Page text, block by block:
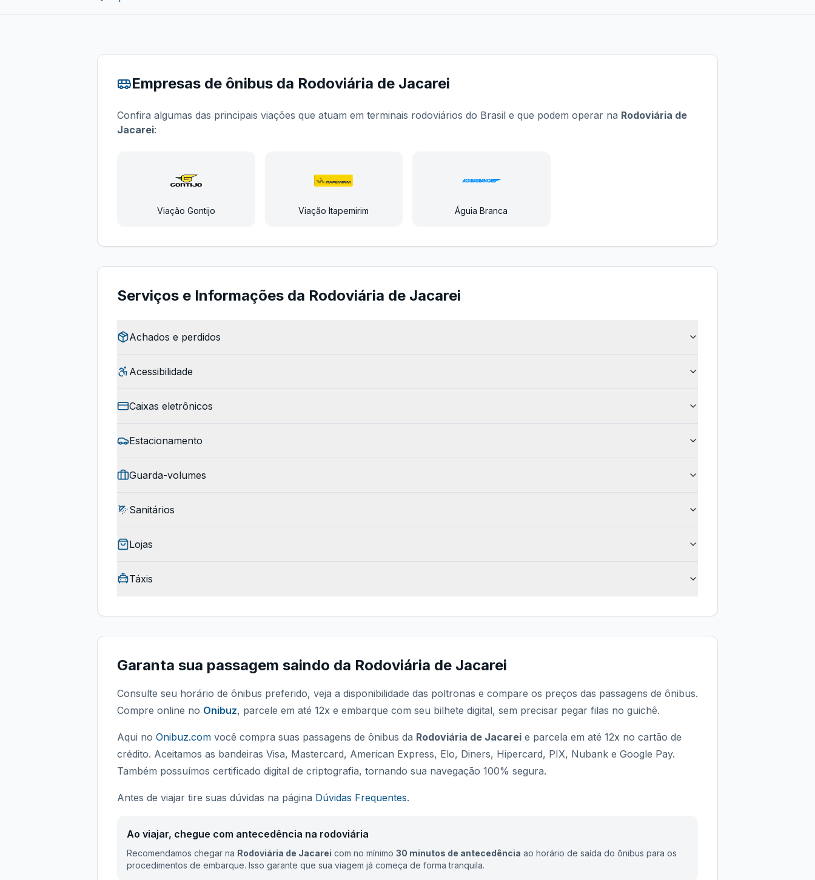
Empresas de ônibus da Rodoviária de Jacarei
Confira algumas das principais viações que atuam em terminais rodoviários do Brasil e que podem operar na Rodoviária de
Jacarei:
Viação Gontijo Viação Itapemirim Águia Branca
Serviços e Informações da Rodoviária de Jacarei
Achados e perdidos
Acessibilidade
Caixas eletrônicos
Estacionamento
Guarda-volumes
Sanitários
Lojas
Táxis
Garanta sua passagem saindo da Rodoviária de Jacarei
Consulte seu horário de ônibus preferido, veja a disponibilidade das poltronas e compare os preços das passagens de ônibus.
Compre online no Onibuz, parcele em até 12x e embarque com seu bilhete digital, sem precisar pegar filas no guichê.
Aqui no Onibuz.com você compra suas passagens de ônibus da Rodoviária de Jacarei e parcela em até 12x no cartão de
crédito. Aceitamos as bandeiras Visa, Mastercard, American Express, Elo, Diners, Hipercard, PIX, Nubank e Google Pay.
Também possuímos certificado digital de criptografia, tornando sua navegação 100% segura.
Antes de viajar tire suas dúvidas na página Dúvidas Frequentes.
Ao viajar, chegue com antecedência na rodoviária
Recomendamos chegar na Rodoviária de Jacarei com no mínimo 30 minutos de antecedência ao horário de saída do ônibus para os
procedimentos de embarque. Isso garante que sua viagem já começa de forma tranquila.